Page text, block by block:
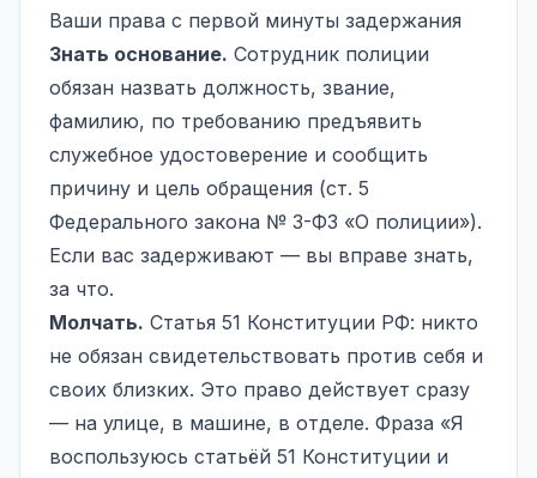
Ваши права с первой минуты задержания
Знать основание. Сотрудник полиции
обязан назвать должность, звание,
фамилию, по требованию предъявить
служебное удостоверение и сообщить
причину и цель обращения (ст. 5
Федерального закона № 3-ФЗ «О полиции»).
Если вас задерживают — вы вправе знать,
за что.
Молчать. Статья 51 Конституции РФ: никто
не обязан свидетельствовать против себя и
своих близких. Это право действует сразу
— на улице, в машине, в отделе. Фраза «Я
воспользуюсь статьёй 51 Конституции и